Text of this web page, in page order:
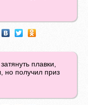
плавки,
но получил приз